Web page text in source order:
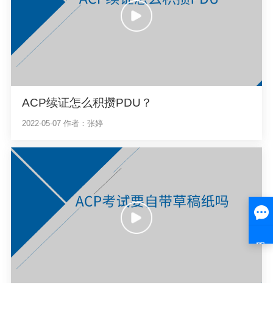
ACP续证怎么积攒PDU？
2022-05-07 作者：张婷